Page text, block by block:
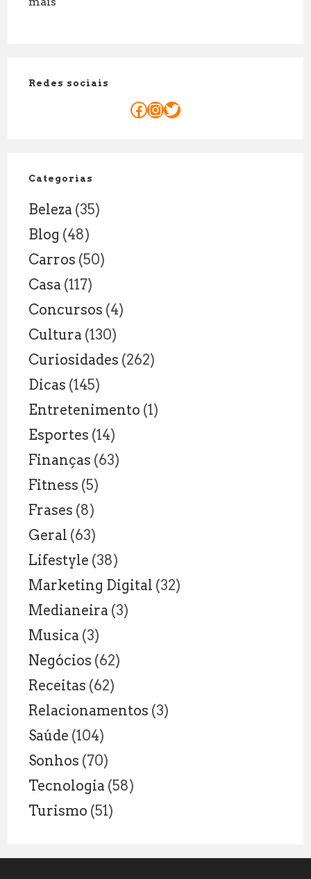
Para
Redes sociais
Facebook
Instagram
Twitter
Categorias
Beleza (35)
Blog (48)
Carros (50)
Casa (117)
Concursos (4)
Cultura (130)
Curiosidades (262)
Dicas (145)
Entretenimento (1)
Esportes (14)
Finanças (63)
Fitness (5)
Frases (8)
Geral (63)
Lifestyle (38)
Marketing Digital (32)
Medianeira (3)
Musica (3)
Negócios (62)
Receitas (62)
Relacionamentos (3)
Saúde (104)
Sonhos (70)
Tecnologia (58)
Turismo (51)